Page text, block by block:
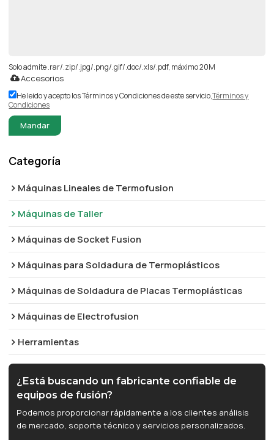
Solo admite .rar/.zip/.jpg/.png/.gif/.doc/.xls/.pdf, máximo 20M
Accesorios
He leido y acepto los Términos y Condiciones de este servicio,Términos y
Condiciones
Mandar
Categoría
Máquinas Lineales de Termofusion
Máquinas de Taller
Máquinas de Socket Fusion
Máquinas para Soldadura de Termoplásticos
Máquinas de Soldadura de Placas Termoplásticas
Máquinas de Electrofusion
Herramientas
¿Está buscando un fabricante confiable de
equipos de fusión?
Podemos proporcionar rápidamente a los clientes análisis
de mercado, soporte técnico y servicios personalizados.